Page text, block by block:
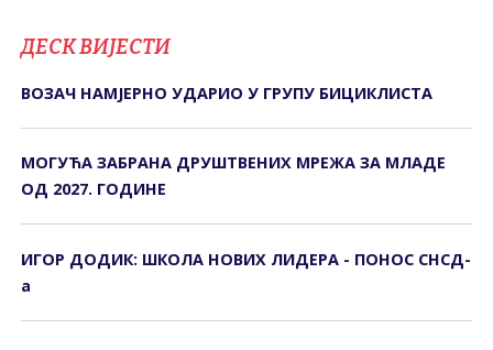
ДЕСК ВИЈЕСТИ
ВОЗАЧ НАМЈЕРНО УДАРИО У ГРУПУ БИЦИКЛИСТА
МОГУЋА ЗАБРАНА ДРУШТВЕНИХ МРЕЖА ЗА МЛАДЕ
ОД 2027. ГОДИНЕ
ИГОР ДОДИК: ШКОЛА НОВИХ ЛИДЕРА - ПОНОС СНСД-
а